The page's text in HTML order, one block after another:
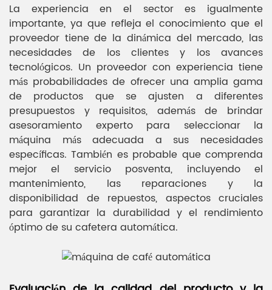
La experiencia en el sector es igualmente
importante, ya que refleja el conocimiento que el
proveedor tiene de la dinámica del mercado, las
necesidades de los clientes y los avances
tecnológicos. Un proveedor con experiencia tiene
más probabilidades de ofrecer una amplia gama
de productos que se ajusten a diferentes
presupuestos y requisitos, además de brindar
asesoramiento experto para seleccionar la
máquina más adecuada a sus necesidades
específicas. También es probable que comprenda
mejor el servicio posventa, incluyendo el
mantenimiento, las reparaciones y la
disponibilidad de repuestos, aspectos cruciales
para garantizar la durabilidad y el rendimiento
óptimo de su cafetera automática.